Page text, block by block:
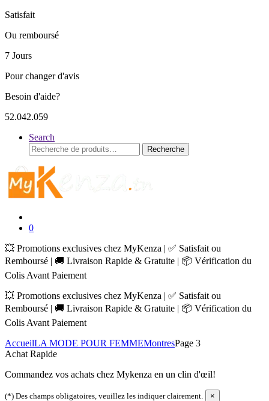
Satisfait
Ou remboursé
7 Jours
Pour changer d'avis
Besoin d'aide?
52.042.059
Search
Recherche
pour :
Recherche
0
💥 Promotions exclusives chez MyKenza | ✅ Satisfait ou
Remboursé | 🚚 Livraison Rapide & Gratuite | 📦 Vérification du
Colis Avant Paiement
💥 Promotions exclusives chez MyKenza | ✅ Satisfait ou
Remboursé | 🚚 Livraison Rapide & Gratuite | 📦 Vérification du
Colis Avant Paiement
AccueilLA MODE POUR FEMMEMontresPage 3
Achat Rapide
Commandez vos achats chez Mykenza en un clin d'œil!
(*) Des champs obligatoires, veuillez les indiquer clairement. ×